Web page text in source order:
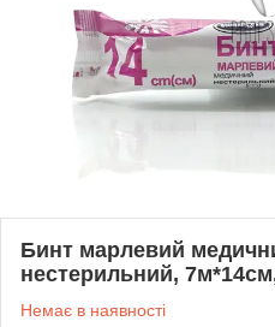
Бинт марлевий
нестерильний,
Немає в наявності